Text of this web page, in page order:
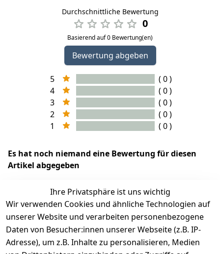
Durchschnittliche Bewertung
0
Basierend auf 0 Bewertung(en)
Bewertung abgeben
5
( 0 )
4
( 0 )
3
( 0 )
2
( 0 )
1
( 0 )
Es hat noch niemand eine Bewertung für diesen
Artikel abgegeben
EU-Verantwortliche Person - klicken Sie für Details
Ihre Privatsphäre ist uns wichtig
Wir verwenden Cookies und ähnliche Technologien auf
unserer Website und verarbeiten personenbezogene
Daten von Besucher:innen unserer Webseite (z.B. IP-
Adresse), um z.B. Inhalte zu personalisieren, Medien